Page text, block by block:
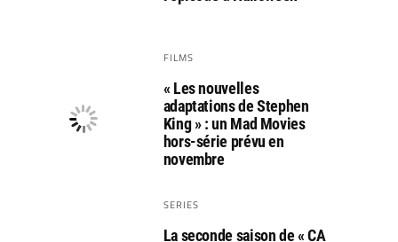
FILMS
« Les nouvelles
adaptations de Stephen
King » : un Mad Movies
hors-série prévu en
novembre
SERIES
La seconde saison de « CA